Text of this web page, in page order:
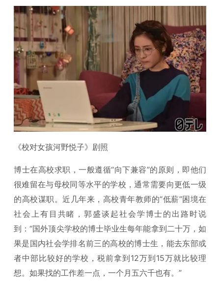
《校对女孩河野悦子》剧照
博士在高校求职，一般遵循“向下兼容”的原则，即他们
很难留在与母校同等水平的学校，通常需要向更低一级
的高校谋职。近几年来，高校青年教师的“低薪”困境在
社会上有目共睹，郭盛谈起社会学博士的出路时说
到：“国外顶尖学校的博士毕业生每年能拿到二十万，如
果是国内社会学排名前三的高校的博士生，能去东部或
者中部比较好的学校，税前拿到12万到15万就比较理
想。如果找的工作差一点，一个月五六千也有。”